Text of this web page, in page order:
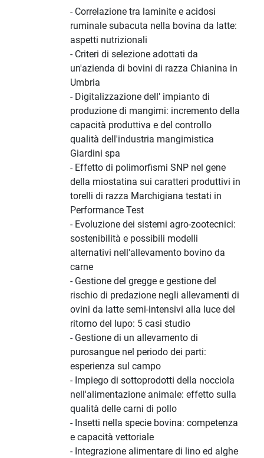
- Correlazione tra laminite e acidosi
ruminale subacuta nella bovina da latte:
aspetti nutrizionali
- Criteri di selezione adottati da
un'azienda di bovini di razza Chianina in
Umbria
- Digitalizzazione dell' impianto di
produzione di mangimi: incremento della
capacità produttiva e del controllo
qualità dell'industria mangimistica
Giardini spa
- Effetto di polimorfismi SNP nel gene
della miostatina sui caratteri produttivi in
torelli di razza Marchigiana testati in
Performance Test
- Evoluzione dei sistemi agro-zootecnici:
sostenibilità e possibili modelli
alternativi nell'allevamento bovino da
carne
- Gestione del gregge e gestione del
rischio di predazione negli allevamenti di
ovini da latte semi-intensivi alla luce del
ritorno del lupo: 5 casi studio
- Gestione di un allevamento di
purosangue nel periodo dei parti:
esperienza sul campo
- Impiego di sottoprodotti della nocciola
nell'alimentazione animale: effetto sulla
qualità delle carni di pollo
- Insetti nella specie bovina: competenza
e capacità vettoriale
- Integrazione alimentare di lino ed alghe